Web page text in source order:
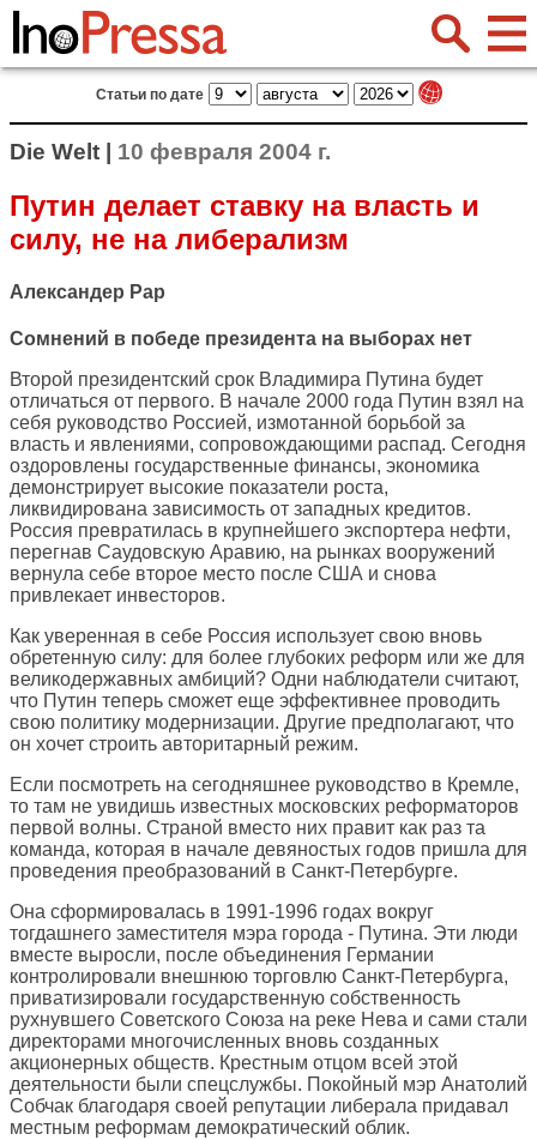
Статьи по дате
Die Welt | 10 февраля 2004 г.
Путин делает ставку на власть и
силу, не на либерализм
Александер Рар
Сомнений в победе президента на выборах нет
Второй президентский срок Владимира Путина будет
отличаться от первого. В начале 2000 года Путин взял на
себя руководство Россией, измотанной борьбой за
власть и явлениями, сопровождающими распад. Сегодня
оздоровлены государственные финансы, экономика
демонстрирует высокие показатели роста,
ликвидирована зависимость от западных кредитов.
Россия превратилась в крупнейшего экспортера нефти,
перегнав Саудовскую Аравию, на рынках вооружений
вернула себе второе место после США и снова
привлекает инвесторов.
Как уверенная в себе Россия использует свою вновь
обретенную силу: для более глубоких реформ или же для
великодержавных амбиций? Одни наблюдатели считают,
что Путин теперь сможет еще эффективнее проводить
свою политику модернизации. Другие предполагают, что
он хочет строить авторитарный режим.
Если посмотреть на сегодняшнее руководство в Кремле,
то там не увидишь известных московских реформаторов
первой волны. Страной вместо них правит как раз та
команда, которая в начале девяностых годов пришла для
проведения преобразований в Санкт-Петербурге.
Она сформировалась в 1991-1996 годах вокруг
тогдашнего заместителя мэра города - Путина. Эти люди
вместе выросли, после объединения Германии
контролировали внешнюю торговлю Санкт-Петербурга,
приватизировали государственную собственность
рухнувшего Советского Союза на реке Нева и сами стали
директорами многочисленных вновь созданных
акционерных обществ. Крестным отцом всей этой
деятельности были спецслужбы. Покойный мэр Анатолий
Собчак благодаря своей репутации либерала придавал
местным реформам демократический облик.